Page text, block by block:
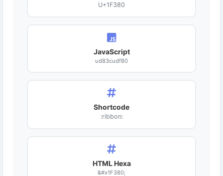
U+1F380
JavaScript
ud83cudf80
Shortcode
:ribbon:
HTML Hexa
&#x1F380;